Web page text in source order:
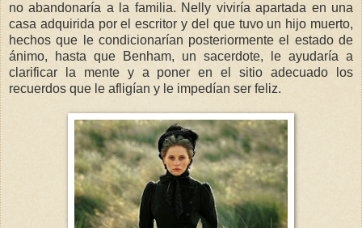
no abandonaría a la familia. Nelly viviría apartada en una
casa adquirida por el escritor y del que tuvo un hijo muerto,
hechos que le condicionarían posteriormente el estado de
ánimo, hasta que Benham, un sacerdote, le ayudaría a
clarificar la mente y a poner en el sitio adecuado los
recuerdos que le afligían y le impedían ser feliz.